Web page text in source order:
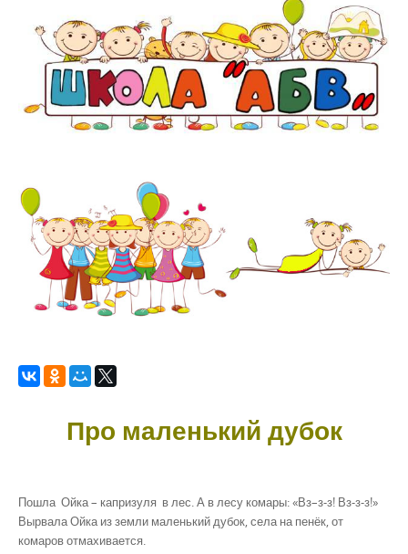
Про маленький дубок
Пошла Ойка – капризуля в лес. А в лесу комары: «Вз–з-з! Вз-з-з!»
Вырвала Ойка из земли маленький дубок, села на пенёк, от
комаров отмахивается.